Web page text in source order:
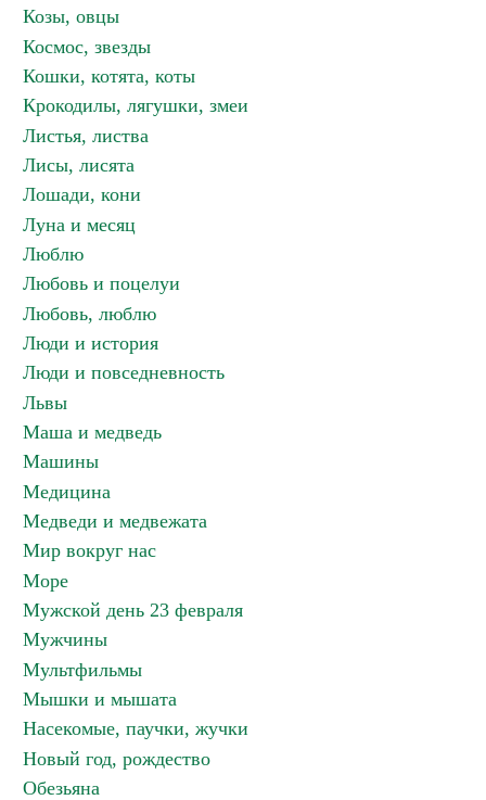
Козы, овцы
Космос, звезды
Кошки, котята, коты
Крокодилы, лягушки, змеи
Листья, листва
Лисы, лисята
Лошади, кони
Луна и месяц
Люблю
Любовь и поцелуи
Любовь, люблю
Люди и история
Люди и повседневность
Львы
Маша и медведь
Машины
Медицина
Медведи и медвежата
Мир вокруг нас
Море
Мужской день 23 февраля
Мужчины
Мультфильмы
Мышки и мышата
Насекомые, паучки, жучки
Новый год, рождество
Обезьяна